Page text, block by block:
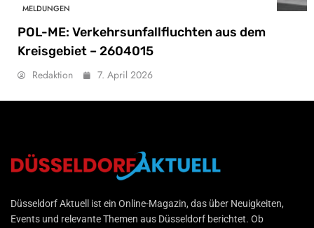
MELDUNGEN
POL-ME: Verkehrsunfallfluchten aus dem
Kreisgebiet – 2604015
Redaktion 7. April 2026
Düsseldorf Aktuell
Düsseldorf Aktuell ist ein Online-Magazin, das über Neuigkeiten,
Events und relevante Themen aus Düsseldorf berichtet. Ob